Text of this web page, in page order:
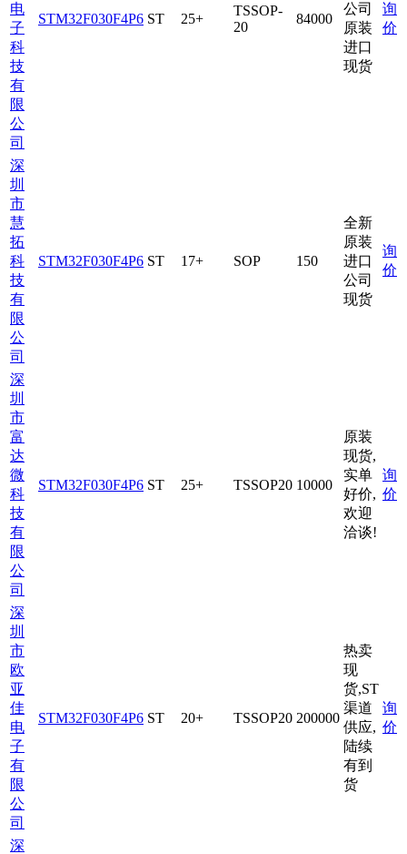
电
子
科
技
有
限
公
司
STM32F030F4P6 ST 25+
TSSOP-
20
84000
公司
原装
进口
现货
询
价
深
圳
市
慧
拓
科
技
有
限
公
司
STM32F030F4P6 ST 17+ SOP 150
全新
原装
进口
公司
现货
询
价
深
圳
市
富
达
微
科
技
有
限
公
司
STM32F030F4P6 ST 25+ TSSOP20 10000
原装
现货,
实单
好价,
欢迎
洽谈!
询
价
深
圳
市
欧
亚
佳
电
子
有
限
公
司
STM32F030F4P6 ST 20+ TSSOP20 200000
热卖
现
货,ST
渠道
供应,
陆续
有到
货
询
价
深